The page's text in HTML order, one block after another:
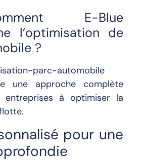
E-Blue
l’optimisation de
?
une approche complète
à optimiser la
pour une